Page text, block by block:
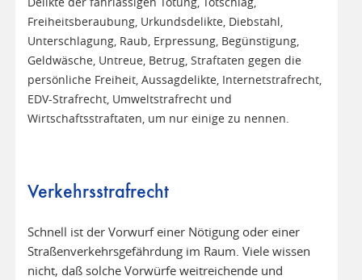
Freiheitsberaubung, Urkundsdelikte, Diebstahl,
Unterschlagung, Raub, Erpressung, Begünstigung,
Geldwäsche, Untreue, Betrug, Straftaten gegen die
persönliche Freiheit, Aussagdelikte, Internetstrafrecht,
EDV-Strafrecht, Umweltstrafrecht und
Wirtschaftsstraftaten, um nur einige zu nennen.
Verkehrsstrafrecht
Schnell ist der Vorwurf einer Nötigung oder einer
Straßenverkehrsgefährdung im Raum. Viele wissen
nicht, daß solche Vorwürfe weitreichende und